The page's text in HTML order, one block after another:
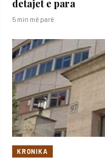
detajet e para
5 min më parë
KRONIKA